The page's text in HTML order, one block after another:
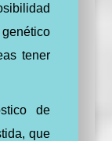
tener
de
que